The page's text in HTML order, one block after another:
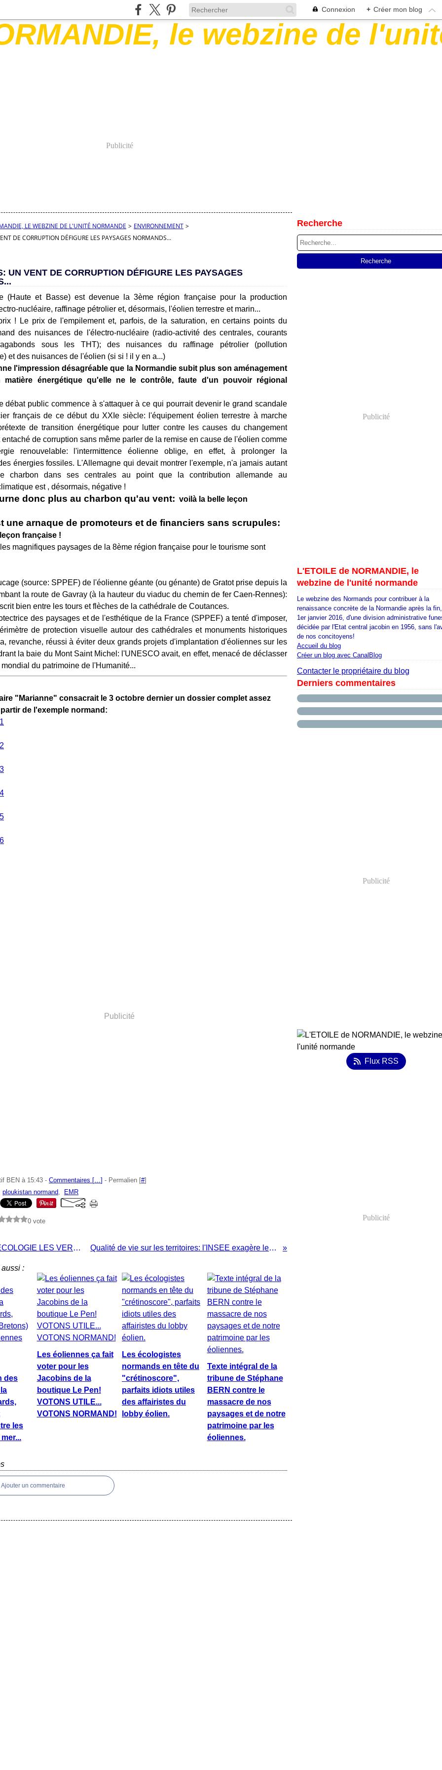
Connexion + Créer mon blog
Publicité
LE WEBZINE DE L'UNITÉ NORMANDE > ENVIRONNEMENT >
DE CORRUPTION DÉFIGURE LES PAYSAGES NORMANDS...
UN VENT DE CORRUPTION DÉFIGURE LES PAYSAGES
(Haute et Basse) est devenue la 3ème région française pour la production
nucléaire, raffinage pétrolier et, désormais, l'éolien terrestre et marin...
! Le prix de l'empilement et, parfois, de la saturation, en certains points du
des nuisances de l'électro-nucléaire (radio-activité des centrales, courants
sous les THT); des nuisances du raffinage pétrolier (pollution
et des nuisances de l'éolien (si si ! il y en a...)
l'impression désagréable que la Normandie subit plus son aménagement
matière énergétique qu'elle ne le contrôle, faute d'un pouvoir régional
débat public commence à s'attaquer à ce qui pourrait devenir le grand scandale
français de ce début du XXIe siècle: l'équipement éolien terrestre à marche
de transition énergétique pour lutter contre les causes du changement
de corruption sans même parler de la remise en cause de l'éolien comme
renouvelable: l'intermittence éolienne oblige, en effet, à prolonger la
énergies fossiles. L'Allemagne qui devait montrer l'exemple, n'a jamais autant
charbon dans ses centrales au point que la contribution allemande au
est , désormais, négative !
donc plus au charbon qu'au vent: voilà la belle leçon
une arnaque de promoteurs et de financiers sans scrupules:
française !
magnifiques paysages de la 8ème région française pour le tourisme sont
(source: SPPEF) de l'éolienne géante (ou génante) de Gratot prise depuis la
la route de Gavray (à la hauteur du viaduc du chemin de fer Caen-Rennes):
bien entre les tours et flèches de la cathédrale de Coutances.
des paysages et de l'esthétique de la France (SPPEF) a tenté d'imposer,
de protection visuelle autour des cathédrales et monuments historiques
revanche, réussi à éviter deux grands projets d'implantation d'éoliennes sur les
la baie du Mont Saint Michel: l'UNESCO avait, en effet, menacé de déclasser
mondial du patrimoine de l'Humanité...
"Marianne" consacrait le 3 octobre dernier un dossier complet assez
de l'exemple normand:
Publicité
BEN à 15:43 - Commentaires […] - Permalien [#]
ploukistan normand, EMR
0 vote
EUROPE ECOLOGIE LES VERTS: VERS L'UNITE NORMANDE Qualité de vie sur les territoires: l'INSEE exagère les différences entre HAUTE et BASSE Normandie
aussi :
des
les
Les éoliennes ça fait
voter pour les
Jacobins de la
boutique Le Pen!
VOTONS UTILE...
VOTONS NORMAND!
Les écologistes
normands en tête du
"crétinoscore",
parfaits idiots utiles
des affairistes du
lobby éolien.
Texte intégral de la
tribune de Stéphane
BERN contre le
massacre de nos
paysages et de notre
patrimoine par les
éoliennes.
Ajouter un commentaire
Recherche
Publicité
L'ETOILE de NORMANDIE, le
webzine de l'unité normande
Le webzine des Normands pour contribuer à la
renaissance concrète de la Normandie après la
1er janvier 2016, d'une division administrative
décidée par l'Etat central jacobin en 1956, sans
de nos concitoyens!
Accueil du blog
Créer un blog avec CanalBlog
Contacter le propriétaire du blog
Derniers commentaires
Publicité
Flux RSS
Publicité